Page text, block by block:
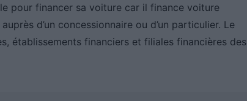
pour financer sa voiture car il finance voiture
d’un concessionnaire ou d’un particulier. Le
établissements financiers et filiales financières des